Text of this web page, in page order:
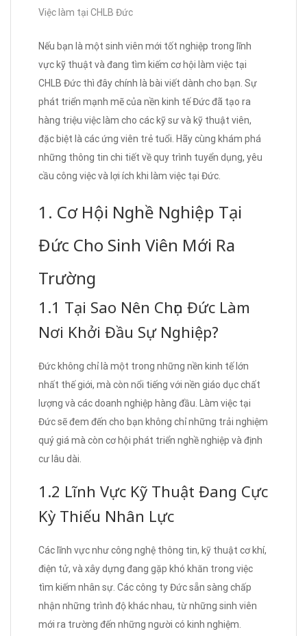
Việc làm tại CHLB Đức
Nếu bạn là một sinh viên mới tốt nghiệp trong lĩnh
vực kỹ thuật và đang tìm kiếm cơ hội làm việc tại
CHLB Đức thì đây chính là bài viết dành cho bạn. Sự
phát triển mạnh mẽ của nền kinh tế Đức đã tạo ra
hàng triệu việc làm cho các kỹ sư và kỹ thuật viên,
đặc biệt là các ứng viên trẻ tuổi. Hãy cùng khám phá
những thông tin chi tiết về quy trình tuyển dụng, yêu
cầu công việc và lợi ích khi làm việc tại Đức.
1. Cơ Hội Nghề Nghiệp Tại
Đức Cho Sinh Viên Mới Ra
Trường
1.1 Tại Sao Nên Chọn Đức Làm
Nơi Khởi Đầu Sự Nghiệp?
Đức không chỉ là một trong những nền kinh tế lớn
nhất thế giới, mà còn nổi tiếng với nền giáo dục chất
lượng và các doanh nghiệp hàng đầu. Làm việc tại
Đức sẽ đem đến cho bạn không chỉ những trải nghiệm
quý giá mà còn cơ hội phát triển nghề nghiệp và định
cư lâu dài.
1.2 Lĩnh Vực Kỹ Thuật Đang Cực
Kỳ Thiếu Nhân Lực
Các lĩnh vực như công nghệ thông tin, kỹ thuật cơ khí,
điện tử, và xây dựng đang gặp khó khăn trong việc
tìm kiếm nhân sự. Các công ty Đức sẵn sàng chấp
nhận những trình độ khác nhau, từ những sinh viên
mới ra trường đến những người có kinh nghiệm.